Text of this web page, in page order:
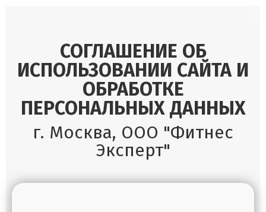
СОГЛАШЕНИЕ ОБ
ИСПОЛЬЗОВАНИИ САЙТА И
ОБРАБОТКЕ
ПЕРСОНАЛЬНЫХ ДАННЫХ
г. Москва, ООО "Фитнес
Эксперт"